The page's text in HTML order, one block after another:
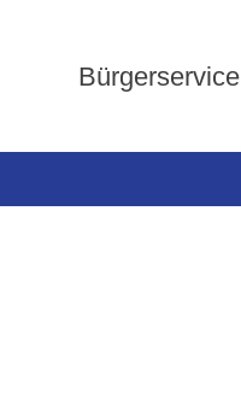
Bürgerservice